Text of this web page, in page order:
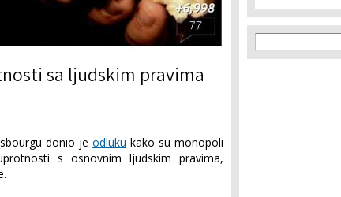
sa ljudskim pravima
donio je odluku kako su monopoli
s osnovnim ljudskim pravima,
Search
Search